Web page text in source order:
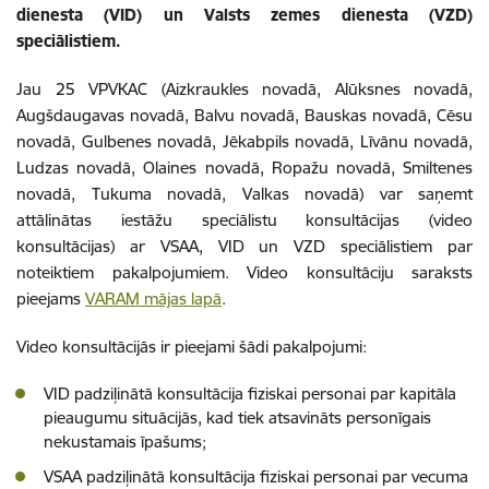
dienesta (VID) un Valsts zemes dienesta (VZD)
speciālistiem.
Jau 25 VPVKAC (Aizkraukles novadā, Alūksnes novadā,
Augšdaugavas novadā, Balvu novadā, Bauskas novadā, Cēsu
novadā, Gulbenes novadā, Jēkabpils novadā, Līvānu novadā,
Ludzas novadā, Olaines novadā, Ropažu novadā, Smiltenes
novadā, Tukuma novadā, Valkas novadā) var saņemt
attālinātas iestāžu speciālistu konsultācijas (video
konsultācijas) ar VSAA, VID un VZD speciālistiem par
noteiktiem pakalpojumiem. Video konsultāciju saraksts
pieejams VARAM mājas lapā.
Video konsultācijās ir pieejami šādi pakalpojumi:
VID padziļinātā konsultācija fiziskai personai par kapitāla
pieaugumu situācijās, kad tiek atsavināts personīgais
nekustamais īpašums;
VSAA padziļinātā konsultācija fiziskai personai par vecuma